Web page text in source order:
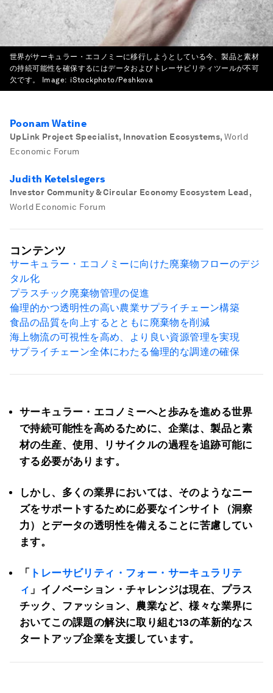
世界がサーキュラー・エコノミーに移行しようとしている今、製品と素材
の持続可能性を確保するにはデータおよびトレーサビリティツールが不可
欠です。
Image: iStockphoto/Peshkova
Poonam Watine
UpLink Project Specialist, Innovation Ecosystems, World
Economic Forum
Judith Ketelslegers
Investor Community & Circular Economy Ecosystem Lead,
World Economic Forum
サーキュラー・エコノミーへと歩みを進める世界
で持続可能性を高めるために、企業は、製品と素
材の生産、使用、リサイクルの過程を追跡可能に
する必要があります。
しかし、多くの業界においては、そのようなニー
ズをサポートするために必要なインサイト（洞察
力）とデータの透明性を備えることに苦慮してい
ます。
「 トレーサビリティ・フォー・サーキュラリテ
ィ 」イノベーション・チャレンジは現在、プラス
チック、ファッション、農業など、様々な業界に
おいてこの課題の解決に取り組む13の革新的なス
タートアップ企業を支援しています。
コンテンツ
サーキュラー・エコノミーに向けた廃棄物フローのデジ
タル化
プラスチック廃棄物管理の促進
倫理的かつ透明性の高い農業サプライチェーン構築
食品の品質を向上するとともに廃棄物を削減
海上物流の可視性を高め、より良い資源管理を実現
サプライチェーン全体にわたる倫理的な調達の確保